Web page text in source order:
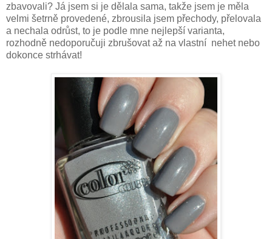
zbavovali? Já jsem si je dělala sama, takže jsem je měla
velmi šetrně provedené, zbrousila jsem přechody, přelovala
a nechala odrůst, to je podle mne nejlepší varianta,
rozhodně nedoporučuji zbrušovat až na vlastní nehet nebo
dokonce strhávat!